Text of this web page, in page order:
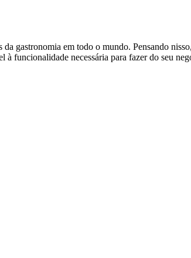
gastronomia em todo o mundo. Pensando
necessária para fazer do seu